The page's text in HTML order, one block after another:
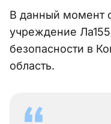
В данный момент
учреждение
безопасности в
область.